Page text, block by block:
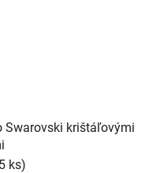
Swarovski krištáľovými
ks)